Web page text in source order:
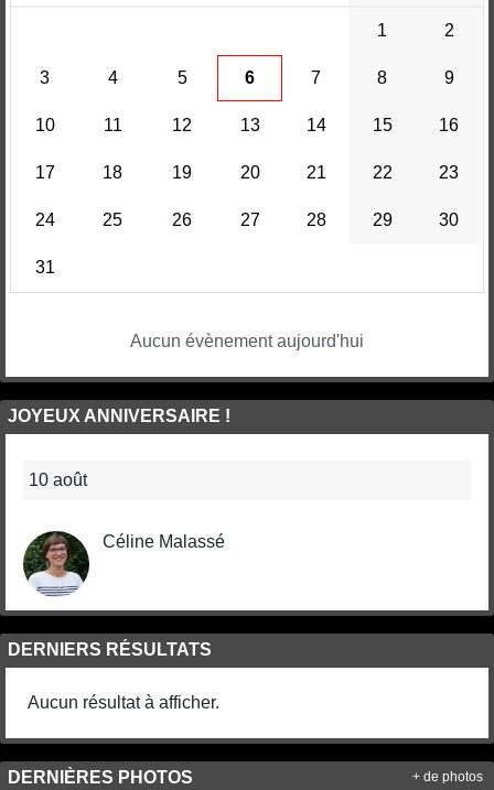
1 2
3 4 5 6 7 8 9
10 11 12 13 14 15 16
17 18 19 20 21 22 23
24 25 26 27 28 29 30
31
Aucun évènement aujourd'hui
JOYEUX ANNIVERSAIRE !
10 août
Céline Malassé
DERNIERS RÉSULTATS
Aucun résultat à afficher.
DERNIÈRES PHOTOS + de photos